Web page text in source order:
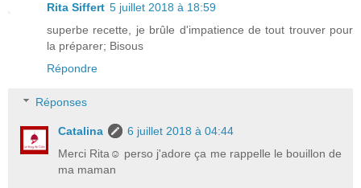
Rita Siffert 5 juillet 2018 à 18:59
superbe recette, je brûle d'impatience de tout trouver pour
la préparer; Bisous
Répondre
Réponses
Catalina
6 juillet 2018 à 04:44
Merci Rita☺ perso j'adore ça me rappelle le bouillon de
ma maman